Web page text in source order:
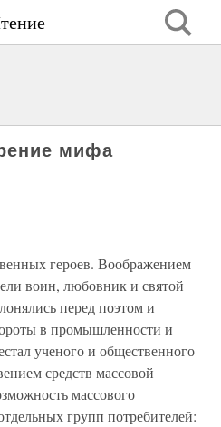
мифа
героев. Воображением
воин, любовник и святой
перед поэтом и
в промышленности и
ученого и общественного
средств массовой
массового
групп потребителей: